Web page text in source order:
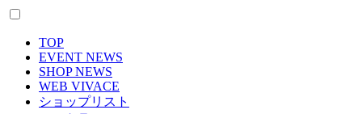
TOP
EVENT NEWS
SHOP NEWS
WEB VIVACE
ショップリスト